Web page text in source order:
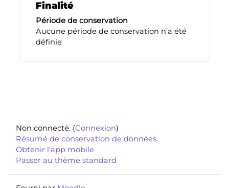
Finalité
Période de conservation
Aucune période de conservation n’a été
définie
Non connecté. (Connexion)
Résumé de conservation de données
Obtenir l’app mobile
Passer au thème standard